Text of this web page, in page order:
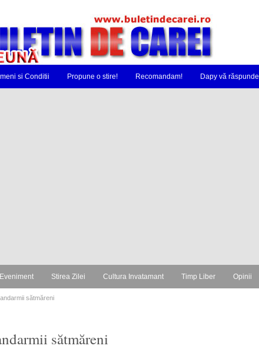
si Conditii Propune o stire! Recomandam! Dapy vă răspunde
Eveniment Stirea Zilei Cultura Invatamant Timp Liber Opinii
sătmăreni
sătmăreni